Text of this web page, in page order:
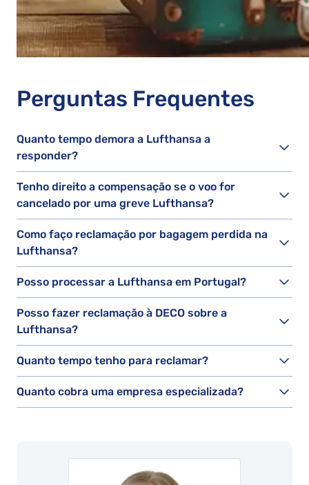
Perguntas Frequentes
Quanto tempo demora a Lufthansa a
responder?
Tenho direito a compensação se o voo for
cancelado por uma greve Lufthansa?
Como faço reclamação por bagagem perdida na
Lufthansa?
Posso processar a Lufthansa em Portugal?
Posso fazer reclamação à DECO sobre a
Lufthansa?
Quanto tempo tenho para reclamar?
Quanto cobra uma empresa especializada?